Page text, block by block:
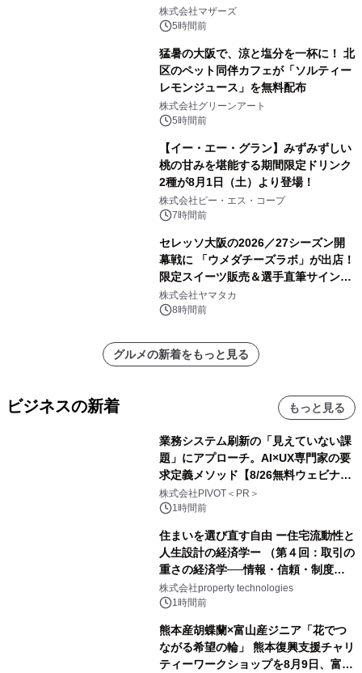
月5日(土)開催
株式会社マザーズ
5時間前
猛暑の大阪で、涼と塩分を一杯に！ 北
区のペット同伴カフェが「ソルティー
レモンジュース」を無料配布
株式会社グリーンアート
5時間前
【イー・エー・グラン】みずみずしい
桃の甘みを堪能する期間限定ドリンク
2種が8月1日（土）より登場！
株式会社ピー・エス・コープ
7時間前
セレッソ大阪の2026／27シーズン開
幕戦に 「ウメダチーズラボ」が出店！
限定スイーツ販売＆選手直筆サイング
ッズが当たる抽選会を 8月8日に開催
株式会社ヤマタカ
8時間前
グルメの新着をもっと見る
ビジネスの新着 もっと見る
業務システム刷新の「見えていない課
題」にアプローチ。AI×UX専門家の要
求定義メソッド【8/26無料ウェビナ
ー】株式会社PIVOT
株式会社PIVOT＜PR＞
1時間前
住まいを選び直す自由 ー住宅流動性と
人生設計の経済学ー （第４回：取引の
重さの経済学──情報・信頼・制度を
PropTechはどう組み替えるか）｜
PropTech-Lab
株式会社property technologies
1時間前
熊本産胡蝶蘭×富山産ジニア「花でつ
ながる希望の輪」 熊本復興支援チャリ
ティーワークショップを8月9日、富